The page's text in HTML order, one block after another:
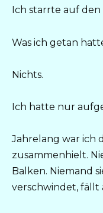
Ich starrte auf den
Was ich getan
Nichts.
Ich hatte nur
Jahrelang war ich
zusammenhielt.
Balken. Niemand
verschwindet, fällt